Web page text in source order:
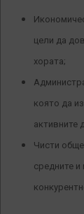
цели да
хората;
която да
активните
Чисти
средните и